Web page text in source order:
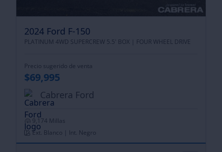
2024 Ford F-150
PLATINUM 4WD SUPERCREW 5.5' BOX | FOUR WHEEL DRIVE
Precio sugerido de venta
$69,995
Cabrera Ford
9,174 Millas
Ext. Blanco | Int. Negro